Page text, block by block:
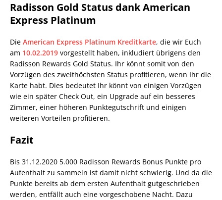
Radisson Gold Status dank American
Express Platinum
Die American Express Platinum Kreditkarte, die wir Euch
am 10.02.2019 vorgestellt haben, inkludiert übrigens den
Radisson Rewards Gold Status. Ihr könnt somit von den
Vorzügen des zweithöchsten Status profitieren, wenn Ihr die
Karte habt. Dies bedeutet Ihr könnt von einigen Vorzügen
wie ein später Check Out, ein Upgrade auf ein besseres
Zimmer, einer höheren Punktegutschrift und einigen
weiteren Vorteilen profitieren.
Fazit
Bis 31.12.2020 5.000 Radisson Rewards Bonus Punkte pro
Aufenthalt zu sammeln ist damit nicht schwierig. Und da die
Punkte bereits ab dem ersten Aufenthalt gutgeschrieben
werden, entfällt auch eine vorgeschobene Nacht. Dazu